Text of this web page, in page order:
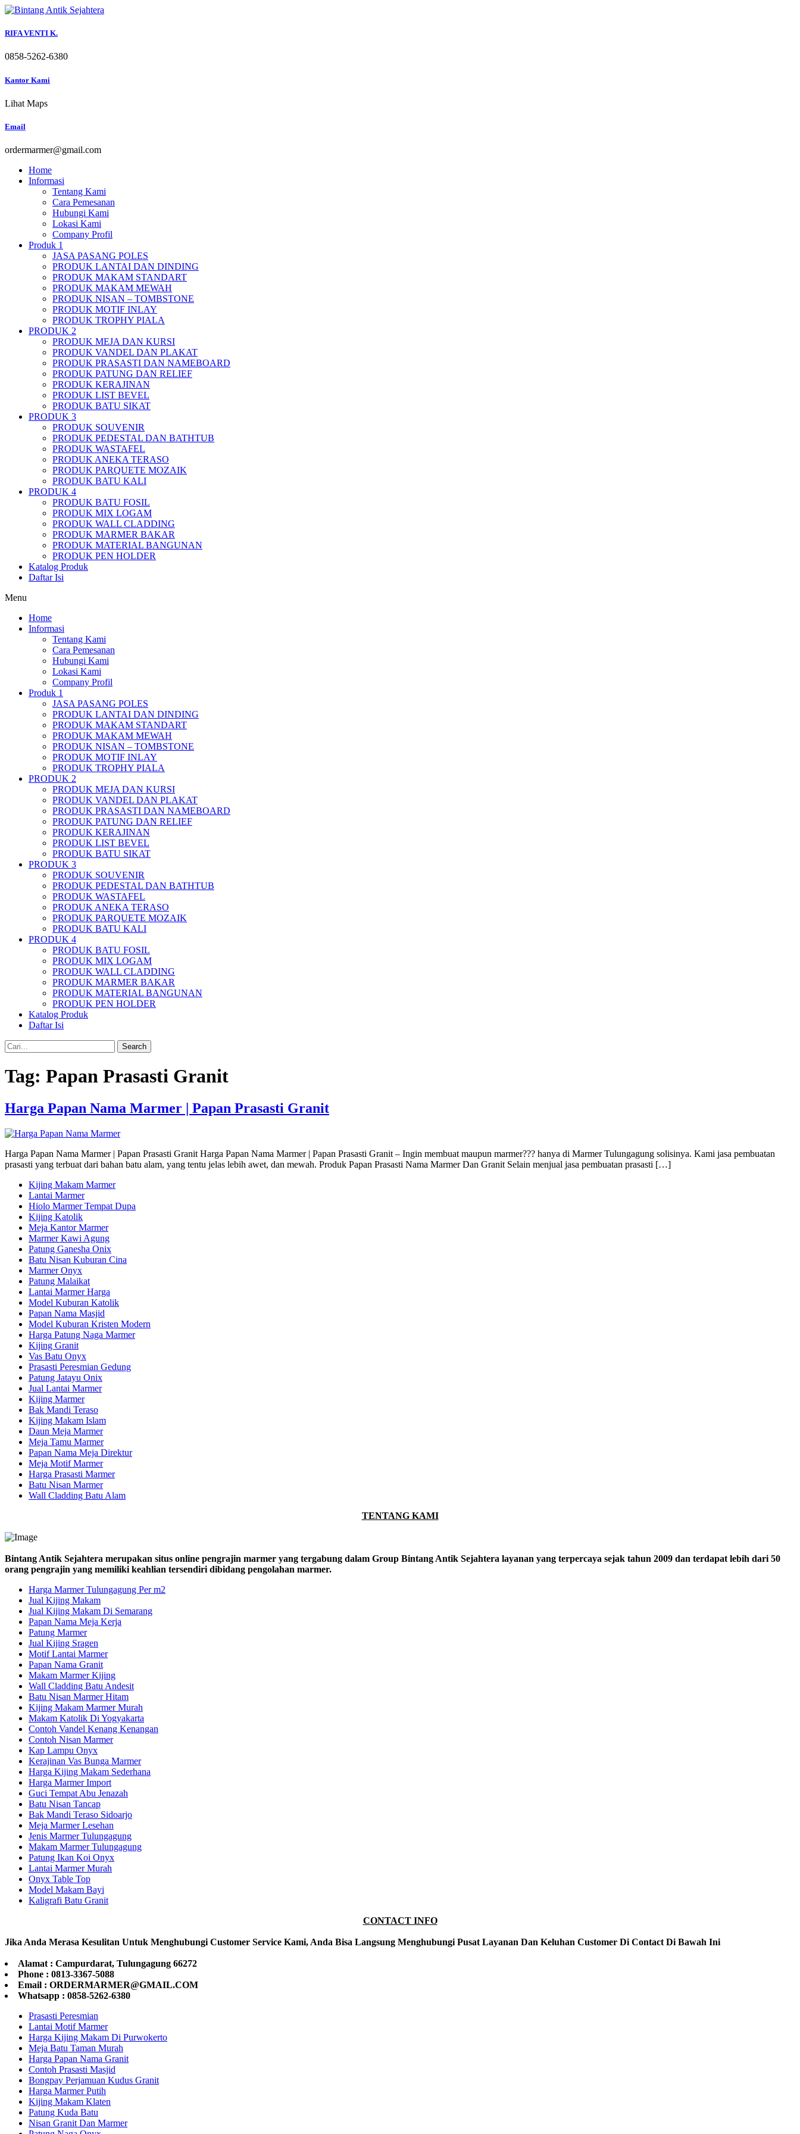
Skip
content
RIFA VENTI K.
0858-5262-6380
Kantor Kami
Lihat Maps
Email
ordermarmer@gmail.com
Home
Informasi
Tentang Kami
Cara Pemesanan
Hubungi Kami
Lokasi Kami
Company Profil
Produk 1
JASA PASANG POLES
PRODUK LANTAI DAN DINDING
PRODUK MAKAM STANDART
PRODUK MAKAM MEWAH
PRODUK NISAN – TOMBSTONE
PRODUK MOTIF INLAY
PRODUK TROPHY PIALA
PRODUK 2
PRODUK MEJA DAN KURSI
PRODUK VANDEL DAN PLAKAT
PRODUK PRASASTI DAN NAMEBOARD
PRODUK PATUNG DAN RELIEF
PRODUK KERAJINAN
PRODUK LIST BEVEL
PRODUK BATU SIKAT
PRODUK 3
PRODUK SOUVENIR
PRODUK PEDESTAL DAN BATHTUB
PRODUK WASTAFEL
PRODUK ANEKA TERASO
PRODUK PARQUETE MOZAIK
PRODUK BATU KALI
PRODUK 4
PRODUK BATU FOSIL
PRODUK MIX LOGAM
PRODUK WALL CLADDING
PRODUK MARMER BAKAR
PRODUK MATERIAL BANGUNAN
PRODUK PEN HOLDER
Katalog Produk
Daftar Isi
Menu
Home
Informasi
Tentang Kami
Cara Pemesanan
Hubungi Kami
Lokasi Kami
Company Profil
Produk 1
JASA PASANG POLES
PRODUK LANTAI DAN DINDING
PRODUK MAKAM STANDART
PRODUK MAKAM MEWAH
PRODUK NISAN – TOMBSTONE
PRODUK MOTIF INLAY
PRODUK TROPHY PIALA
PRODUK 2
PRODUK MEJA DAN KURSI
PRODUK VANDEL DAN PLAKAT
PRODUK PRASASTI DAN NAMEBOARD
PRODUK PATUNG DAN RELIEF
PRODUK KERAJINAN
PRODUK LIST BEVEL
PRODUK BATU SIKAT
PRODUK 3
PRODUK SOUVENIR
PRODUK PEDESTAL DAN BATHTUB
PRODUK WASTAFEL
PRODUK ANEKA TERASO
PRODUK PARQUETE MOZAIK
PRODUK BATU KALI
PRODUK 4
PRODUK BATU FOSIL
PRODUK MIX LOGAM
PRODUK WALL CLADDING
PRODUK MARMER BAKAR
PRODUK MATERIAL BANGUNAN
PRODUK PEN HOLDER
Katalog Produk
Daftar Isi
Search
Tag: Papan Prasasti Granit
Harga Papan Nama Marmer | Papan Prasasti Granit
Harga Papan Nama Marmer | Papan Prasasti Granit Harga Papan Nama Marmer | Papan Prasasti Granit – Ingin membuat maupun marmer??? hanya di Marmer Tulungagung solisinya. Kami jasa pembuatan
prasasti yang terbuat dari bahan batu alam, yang tentu jelas lebih awet, dan mewah. Produk Papan Prasasti Nama Marmer Dan Granit Selain menjual jasa pembuatan prasasti […]
Kijing Makam Marmer
Lantai Marmer
Hiolo Marmer Tempat Dupa
Kijing Katolik
Meja Kantor Marmer
Marmer Kawi Agung
Patung Ganesha Onix
Batu Nisan Kuburan Cina
Marmer Onyx
Patung Malaikat
Lantai Marmer Harga
Model Kuburan Katolik
Papan Nama Masjid
Model Kuburan Kristen Modern
Harga Patung Naga Marmer
Kijing Granit
Vas Batu Onyx
Prasasti Peresmian Gedung
Patung Jatayu Onix
Jual Lantai Marmer
Kijing Marmer
Bak Mandi Teraso
Kijing Makam Islam
Daun Meja Marmer
Meja Tamu Marmer
Papan Nama Meja Direktur
Meja Motif Marmer
Harga Prasasti Marmer
Batu Nisan Marmer
Wall Cladding Batu Alam
TENTANG KAMI
Bintang Antik Sejahtera merupakan situs online pengrajin marmer yang tergabung dalam Group Bintang Antik Sejahtera layanan yang terpercaya sejak tahun 2009 dan terdapat lebih dari 50
orang pengrajin yang memiliki keahlian tersendiri dibidang pengolahan marmer.
Harga Marmer Tulungagung Per m2
Jual Kijing Makam
Jual Kijing Makam Di Semarang
Papan Nama Meja Kerja
Patung Marmer
Jual Kijing Sragen
Motif Lantai Marmer
Papan Nama Granit
Makam Marmer Kijing
Wall Cladding Batu Andesit
Batu Nisan Marmer Hitam
Kijing Makam Marmer Murah
Makam Katolik Di Yogyakarta
Contoh Vandel Kenang Kenangan
Contoh Nisan Marmer
Kap Lampu Onyx
Kerajinan Vas Bunga Marmer
Harga Kijing Makam Sederhana
Harga Marmer Import
Guci Tempat Abu Jenazah
Batu Nisan Tancap
Bak Mandi Teraso Sidoarjo
Meja Marmer Lesehan
Jenis Marmer Tulungagung
Makam Marmer Tulungagung
Patung Ikan Koi Onyx
Lantai Marmer Murah
Onyx Table Top
Model Makam Bayi
Kaligrafi Batu Granit
CONTACT INFO
Jika Anda Merasa Kesulitan Untuk Menghubungi Customer Service Kami, Anda Bisa Langsung Menghubungi Pusat Layanan Dan Keluhan Customer Di Contact Di Bawah Ini
Alamat : Campurdarat, Tulungagung 66272
Phone : 0813-3367-5088
Email : ORDERMARMER@GMAIL.COM
Whatsapp : 0858-5262-6380
Prasasti Peresmian
Lantai Motif Marmer
Harga Kijing Makam Di Purwokerto
Meja Batu Taman Murah
Harga Papan Nama Granit
Contoh Prasasti Masjid
Bongpay Perjamuan Kudus Granit
Harga Marmer Putih
Kijing Makam Klaten
Patung Kuda Batu
Nisan Granit Dan Marmer